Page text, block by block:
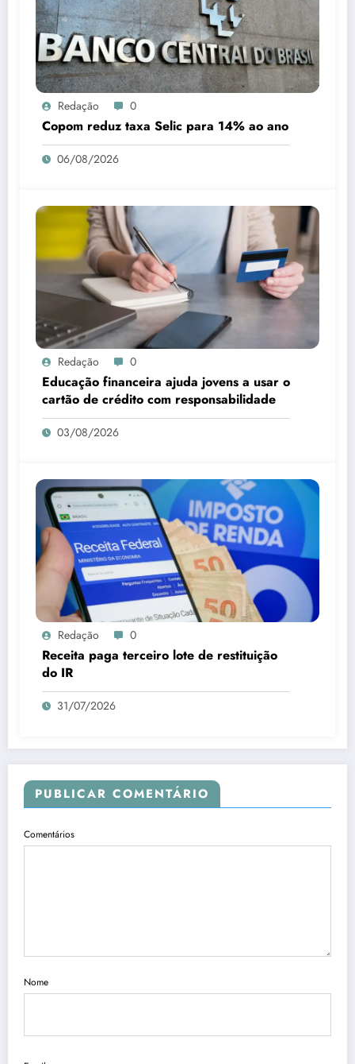
Redação 0
Copom reduz taxa Selic para 14% ao ano
06/08/2026
Redação 0
Educação financeira ajuda jovens a usar o
cartão de crédito com responsabilidade
03/08/2026
Redação 0
Receita paga terceiro lote de restituição
do IR
31/07/2026
PUBLICAR COMENTÁRIO
Comentários
Nome